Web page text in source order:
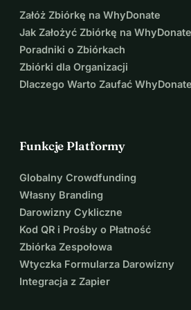
Załóż Zbiórkę na WhyDonate
Jak Założyć Zbiórkę na WhyDonate
Poradniki o Zbiórkach
Zbiórki dla Organizacji
Dlaczego Warto Zaufać WhyDonate
Funkcje Platformy
Globalny Crowdfunding
Własny Branding
Darowizny Cykliczne
Kod QR i Prośby o Płatność
Zbiórka Zespołowa
Wtyczka Formularza Darowizny
Integracja z Zapier